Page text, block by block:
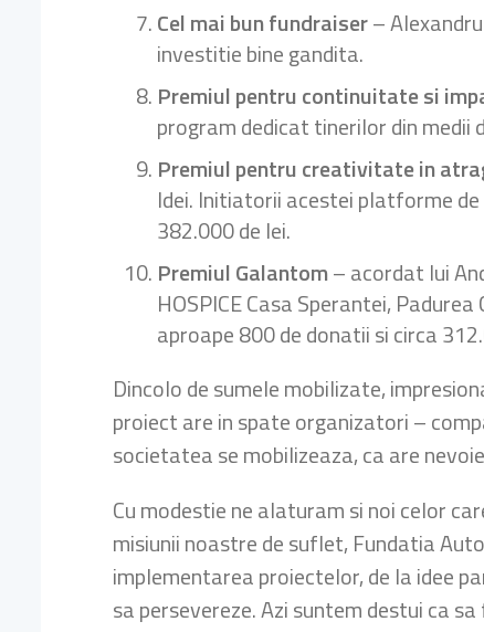
Cel mai bun fundraiser–
investitie bine gandita.
Premiul pentru continuitate si
program dedicat tinerilor din medii
Premiul pentru creativitate in
Idei. Initiatorii acestei platforme
382.000 de lei.
Premiul Galantom– acordat lui
HOSPICE Casa Sperantei,
aproape 800 de donatii si circa
Dincolo de sumele mobilizate,
proiect are in spate organizatori –
societatea se mobilizeaza, ca are
Cu modestie ne alaturam si noi celor
misiunii noastre de suflet, Fundatia
implementarea proiectelor, de la idee
sa persevereze. Azi suntem destui ca